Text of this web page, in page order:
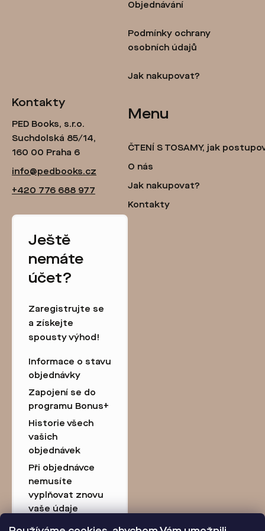
Objednávání
Podmínky ochrany
osobních údajů
Jak nakupovat?
Kontakty
PED Books, s.r.o.
Suchdolská 85/14,
160 00 Praha 6
info@pedbooks.cz
+420 776 688 977
Menu
ČTENÍ S TOSAMY, jak
O nás
Jak nakupovat?
Kontakty
Ještě
nemáte
účet?
Zaregistrujte se
a získejte
spousty výhod!
Informace o stavu
objednávky
Zapojení se do
programu Bonus+
Historie všech
vašich
objednávek
Při objednávce
nemusíte
vyplňovat znovu
vaše údaje
Přednostní